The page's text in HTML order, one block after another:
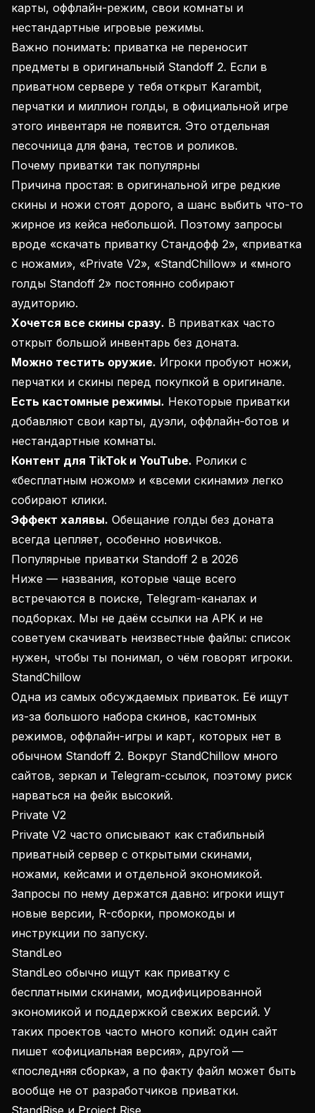
карты, оффлайн-режим, свои комнаты и
нестандартные игровые режимы.
Важно понимать: приватка не переносит
предметы в оригинальный Standoff 2. Если в
приватном сервере у тебя открыт Karambit,
перчатки и миллион голды, в официальной игре
этого инвентаря не появится. Это отдельная
песочница для фана, тестов и роликов.
Почему приватки так популярны
Причина простая: в оригинальной игре редкие
скины и ножи стоят дорого, а шанс выбить что-то
жирное из кейса небольшой. Поэтому запросы
вроде «скачать приватку Стандофф 2», «приватка
с ножами», «Private V2», «StandChillow» и «много
голды Standoff 2» постоянно собирают
аудиторию.
Хочется все скины сразу. В приватках часто
открыт большой инвентарь без доната.
Можно тестить оружие. Игроки пробуют ножи,
перчатки и скины перед покупкой в оригинале.
Есть кастомные режимы. Некоторые приватки
добавляют свои карты, дуэли, оффлайн-ботов и
нестандартные комнаты.
Контент для TikTok и YouTube. Ролики с
«бесплатным ножом» и «всеми скинами» легко
собирают клики.
Эффект халявы. Обещание голды без доната
всегда цепляет, особенно новичков.
Популярные приватки Standoff 2 в 2026
Ниже — названия, которые чаще всего
встречаются в поиске, Telegram-каналах и
подборках. Мы не даём ссылки на APK и не
советуем скачивать неизвестные файлы: список
нужен, чтобы ты понимал, о чём говорят игроки.
StandChillow
Одна из самых обсуждаемых приваток. Её ищут
из-за большого набора скинов, кастомных
режимов, оффлайн-игры и карт, которых нет в
обычном Standoff 2. Вокруг StandChillow много
сайтов, зеркал и Telegram-ссылок, поэтому риск
нарваться на фейк высокий.
Private V2
Private V2 часто описывают как стабильный
приватный сервер с открытыми скинами,
ножами, кейсами и отдельной экономикой.
Запросы по нему держатся давно: игроки ищут
новые версии, R-сборки, промокоды и
инструкции по запуску.
StandLeo
StandLeo обычно ищут как приватку с
бесплатными скинами, модифицированной
экономикой и поддержкой свежих версий. У
таких проектов часто много копий: один сайт
пишет «официальная версия», другой —
«последняя сборка», а по факту файл может быть
вообще не от разработчиков приватки.
StandRise и Project Rise